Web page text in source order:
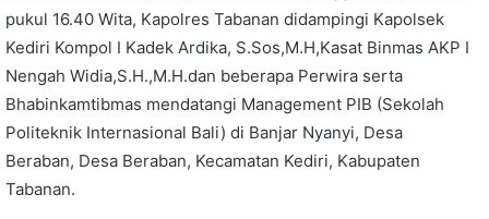
pukul 16.40 Wita, Kapolres Tabanan didampingi Kapolsek
Kediri Kompol I Kadek Ardika, S.Sos,M.H,Kasat Binmas AKP I
Nengah Widia,S.H.,M.H.dan beberapa Perwira serta
Bhabinkamtibmas mendatangi Management PIB (Sekolah
Politeknik Internasional Bali) di Banjar Nyanyi, Desa
Beraban, Desa Beraban, Kecamatan Kediri, Kabupaten
Tabanan.